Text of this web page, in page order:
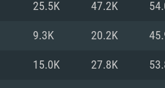
25.5K 47.2K
9.3K 20.2K
15.0K 27.8K